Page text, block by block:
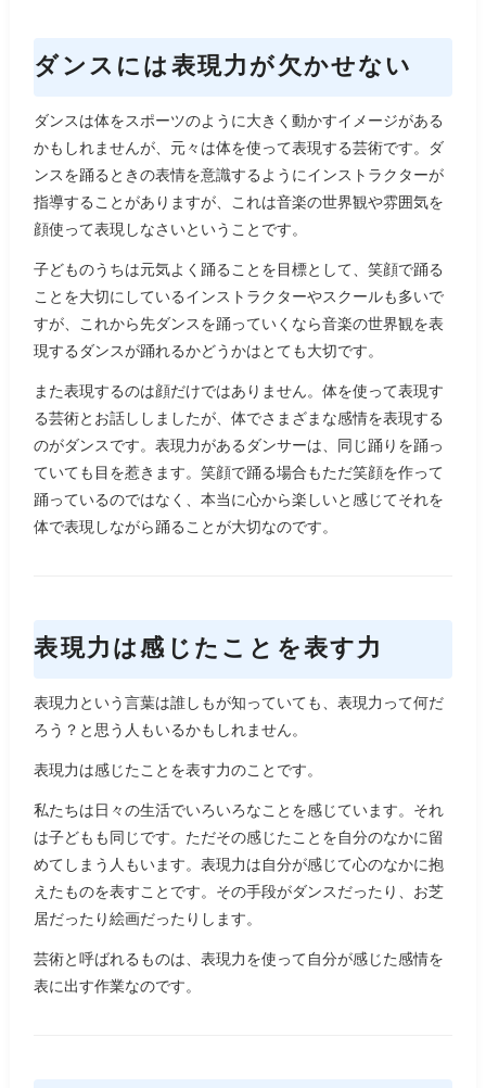
ダンスには表現力が欠かせない
ダンスは体をスポーツのように大きく動かすイメージがある
かもしれませんが、元々は体を使って表現する芸術です。ダ
ンスを踊るときの表情を意識するようにインストラクターが
指導することがありますが、これは音楽の世界観や雰囲気を
顔使って表現しなさいということです。
子どものうちは元気よく踊ることを目標として、笑顔で踊る
ことを大切にしているインストラクターやスクールも多いで
すが、これから先ダンスを踊っていくなら音楽の世界観を表
現するダンスが踊れるかどうかはとても大切です。
また表現するのは顔だけではありません。体を使って表現す
る芸術とお話ししましたが、体でさまざまな感情を表現する
のがダンスです。表現力があるダンサーは、同じ踊りを踊っ
ていても目を惹きます。笑顔で踊る場合もただ笑顔を作って
踊っているのではなく、本当に心から楽しいと感じてそれを
体で表現しながら踊ることが大切なのです。
表現力は感じたことを表す力
表現力という言葉は誰しもが知っていても、表現力って何だ
ろう？と思う人もいるかもしれません。
表現力は感じたことを表す力のことです。
私たちは日々の生活でいろいろなことを感じています。それ
は子どもも同じです。ただその感じたことを自分のなかに留
めてしまう人もいます。表現力は自分が感じて心のなかに抱
えたものを表すことです。その手段がダンスだったり、お芝
居だったり絵画だったりします。
芸術と呼ばれるものは、表現力を使って自分が感じた感情を
表に出す作業なのです。